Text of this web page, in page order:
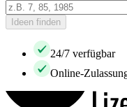
Ideen finden
24/7 verfügbar
Online-